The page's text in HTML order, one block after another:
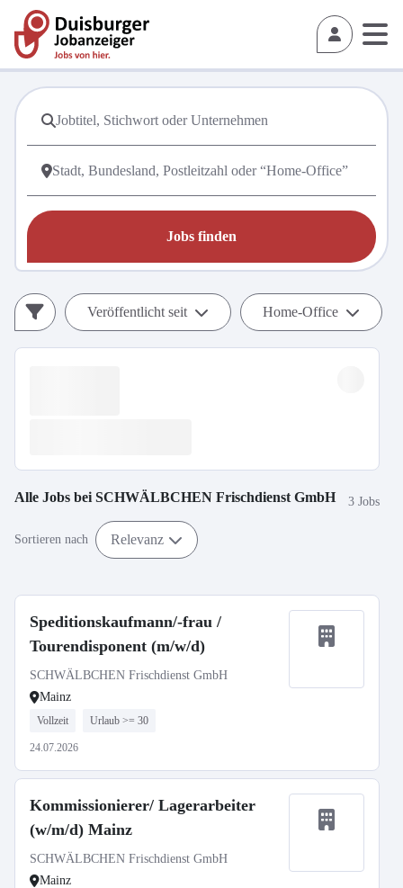
Jobs finden
Veröffentlicht seit Home-Office
Alle Jobs bei SCHWÄLBCHEN Frischdienst GmbH 3 Jobs
Sortieren nach Relevanz
Speditionskaufmann/-frau /
Tourendisponent (m/w/d)
SCHWÄLBCHEN Frischdienst GmbH
Mainz
Vollzeit Urlaub >= 30
24.07.2026
Kommissionierer/ Lagerarbeiter
(w/m/d) Mainz
SCHWÄLBCHEN Frischdienst GmbH
Mainz